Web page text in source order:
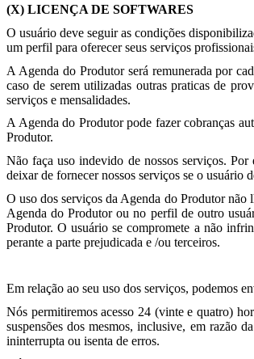
(X) LICENÇA DE SOFTWARES
O usuário deve seguir as condições
um perfil para oferecer seus serviços
A Agenda do Produtor será remunerada por
caso de serem utilizadas outras praticas de
serviços e mensalidades.
A Agenda do Produtor pode fazer cobranças
Produtor.
Não faça uso indevido de nossos serviços.
deixar de fornecer nossos serviços se o usuário
O uso dos serviços da Agenda do Produtor não
Agenda do Produtor ou no perfil de outro
Produtor. O usuário se compromete a não
perante a parte prejudicada e /ou terceiros.
Em relação ao seu uso dos serviços, podemos
Nós permitiremos acesso 24 (vinte e quatro)
suspensões dos mesmos, inclusive, em razão
ininterrupta ou isenta de erros.